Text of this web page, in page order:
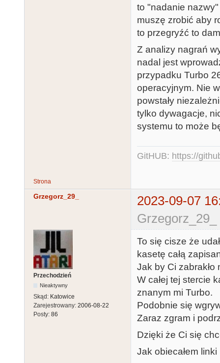
to "nadanie
muszę zrobić aby
to przegryźć to
Z analizy nagrań
nadal jest
przypadku Turbo
operacyjnym. Nie
powstały
tylko dywagacje,
systemu to może
GitHUB: https://
Strona
Grzegorz_29_
2023-09-07
Przechodzień
Nieaktywny
Skąd: Katowice
Zarejestrowany: 2006-08-22
Posty: 86
To się cisze że
kasetę całą
Jak by Ci zabrakło
W całej tej stercie
znanym mi Turbo.
Podobnie się
Zaraz zgram i
Dzięki że Ci się
Jak obiecałem